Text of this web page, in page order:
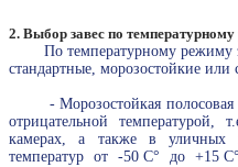
2. Выбор завес по
По температурному режиму
стандартные, морозостойкие
- Морозостойкая полосовая
отрицательной
камерах, а также в уличных
температур от -50 С° до +15